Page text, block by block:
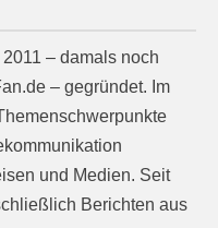
– damals noch
– gegründet. Im
und Medien. Seit
Berichten aus